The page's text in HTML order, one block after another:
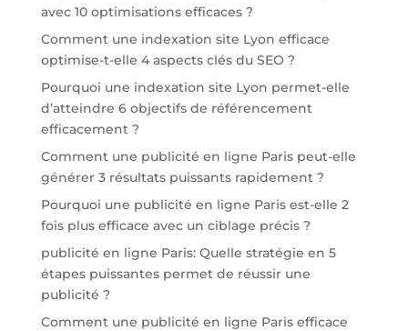
avec 10 optimisations efficaces ?
Comment une indexation site Lyon efficace
optimise-t-elle 4 aspects clés du SEO ?
Pourquoi une indexation site Lyon permet-elle
d’atteindre 6 objectifs de référencement
efficacement ?
Comment une publicité en ligne Paris peut-elle
générer 3 résultats puissants rapidement ?
Pourquoi une publicité en ligne Paris est-elle 2
fois plus efficace avec un ciblage précis ?
publicité en ligne Paris: Quelle stratégie en 5
étapes puissantes permet de réussir une
publicité ?
Comment une publicité en ligne Paris efficace